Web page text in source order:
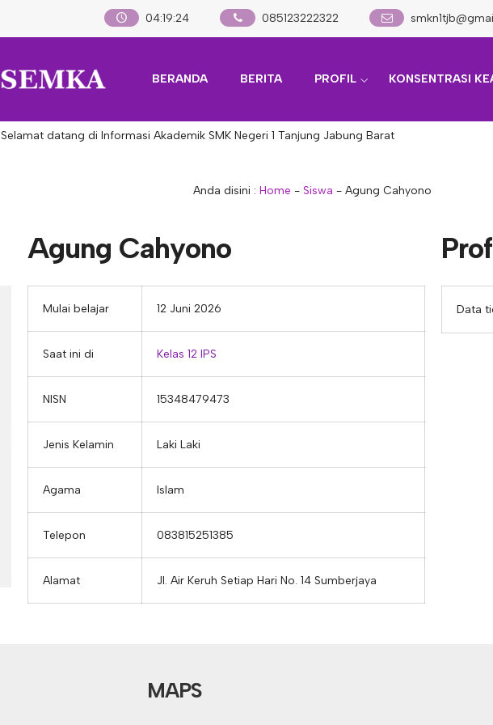
04:19:24 085123222322
BERANDA BERITA PROFIL KONSENTRASI
Selamat datang di Informasi Akademik SMK Negeri 1 Tanjung Jabung Barat
Anda disini : Home - Siswa - Agung Cahyono
Agung Cahyono
Mulai belajar 12 Juni 2026
Saat ini di Kelas 12 IPS
NISN 15348479473
Jenis Kelamin Laki Laki
Agama Islam
Telepon 083815251385
Alamat Jl. Air Keruh Setiap Hari No. 14 Sumberjaya
Data
MAPS